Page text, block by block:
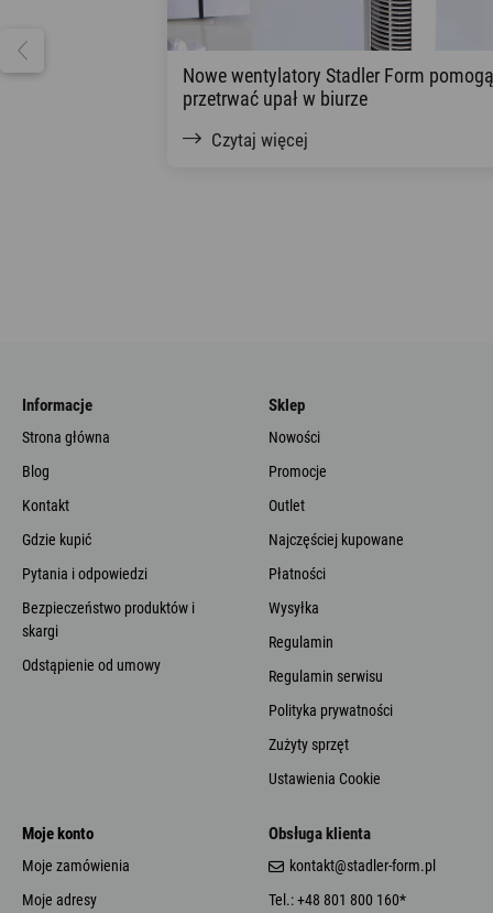
Nowe wentylatory Stadler Form pomogą
przetrwać upał w biurze
Czytaj więcej
Informacje
Strona główna
Blog
Kontakt
Gdzie kupić
Pytania i odpowiedzi
Bezpieczeństwo produktów i
skargi
Odstąpienie od umowy
Sklep
Nowości
Promocje
Outlet
Najczęściej kupowane
Płatności
Wysyłka
Regulamin
Regulamin serwisu
Polityka prywatności
Zużyty sprzęt
Ustawienia Cookie
Moje konto
Moje zamówienia
Moje adresy
Obsługa klienta
kontakt@stadler-form.pl
Tel.: +48 801 800 160*